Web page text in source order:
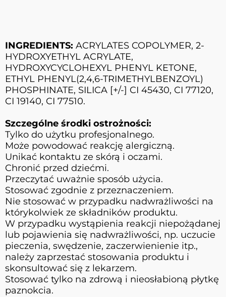
INGREDIENTS: ACRYLATES COPOLYMER, 2-
HYDROXYETHYL ACRYLATE,
HYDROXYCYCLOHEXYL PHENYL KETONE,
ETHYL PHENYL(2,4,6-TRIMETHYLBENZOYL)
PHOSPHINATE, SILICA [+/-] CI 45430, CI 77120,
CI 19140, CI 77510.
Szczególne środki ostrożności:
Tylko do użytku profesjonalnego.
Może powodować reakcję alergiczną.
Unikać kontaktu ze skórą i oczami.
Chronić przed dziećmi.
Przeczytać uważnie sposób użycia.
Stosować zgodnie z przeznaczeniem.
Nie stosować w przypadku nadwrażliwości na
którykolwiek ze składników produktu.
W przypadku wystąpienia reakcji niepożądanej
lub pojawienia się nadwrażliwości, np. uczucie
pieczenia, swędzenie, zaczerwienienie itp.,
należy zaprzestać stosowania produktu i
skonsultować się z lekarzem.
Stosować tylko na zdrową i nieosłabioną płytkę
paznokcia.